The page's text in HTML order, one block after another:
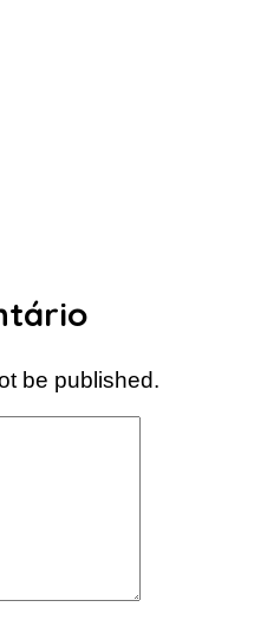
be published.